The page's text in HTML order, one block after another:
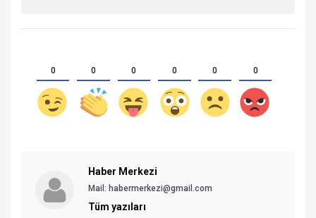
0 0 0 0 0 0
Haber Merkezi
Mail: habermerkezi@gmail.com
Tüm yazıları